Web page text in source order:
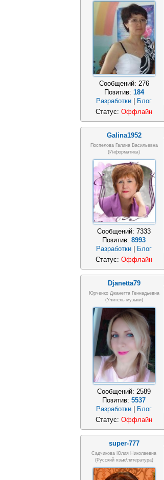
Сообщений: 276
Позитив: 184
Разработки
Блог
Статус: Оффлайн
Galina1952
Поспелова Галина Васильевна
(информатика)
Сообщений: 7333
Позитив: 8993
Разработки
Блог
Статус: Оффлайн
Djanetta79
Юрченко Джанетта Геннадьевна
(Учитель музыки)
Сообщений: 2589
Позитив: 5537
Разработки | Блог
Статус: Оффлайн
super-777
Садчикова Юлия Николаевна
(русский язык/литература)